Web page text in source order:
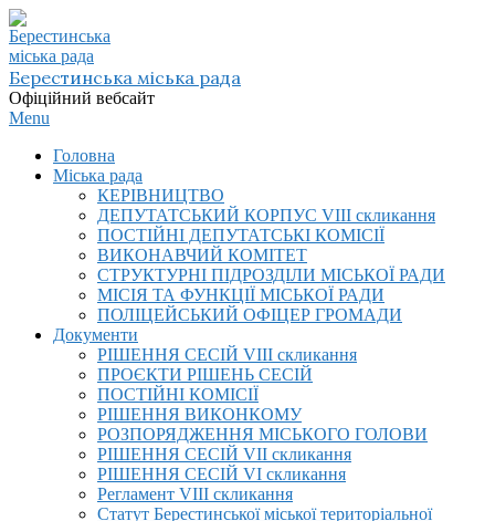
Skip
to
content
Берестинська міська рада
Офіційний вебсайт
Primary
Menu
Menu
Головна
Міська рада
КЕРІВНИЦТВО
ДЕПУТАТСЬКИЙ КОРПУС VIІI скликання
ПОСТІЙНІ ДЕПУТАТСЬКІ КОМІСІЇ
ВИКОНАВЧИЙ КОМІТЕТ
СТРУКТУРНІ ПІДРОЗДІЛИ МІСЬКОЇ РАДИ
МІСІЯ ТА ФУНКЦІЇ МІСЬКОЇ РАДИ
ПОЛІЦЕЙСЬКИЙ ОФІЦЕР ГРОМАДИ
Документи
РІШЕННЯ СЕСІЙ VIІI скликання
ПРОЄКТИ РІШЕНЬ СЕСІЙ
ПОСТІЙНІ КОМІСІЇ
РІШЕННЯ ВИКОНКОМУ
РОЗПОРЯДЖЕННЯ МІСЬКОГО ГОЛОВИ
РІШЕННЯ СЕСІЙ VII скликання
РІШЕННЯ СЕСІЙ VI скликання
Регламент VIІI скликання
Статут Берестинської міської територіальної